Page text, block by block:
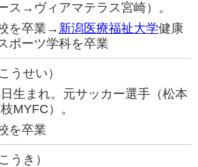
ス→ヴィアマテラス宮崎）。
を卒業→ 新潟医療福祉大学健康
ポーツ学科を卒業
うせい）
生まれ。元サッカー選手（松本
MYFC）。
を卒業
うき）